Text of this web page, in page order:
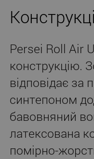
Persei Roll Air
конструкцію.
відповідає за
синтепоном
бавовняний
латексована
помірно-